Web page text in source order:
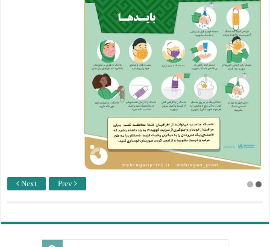
Next Prev